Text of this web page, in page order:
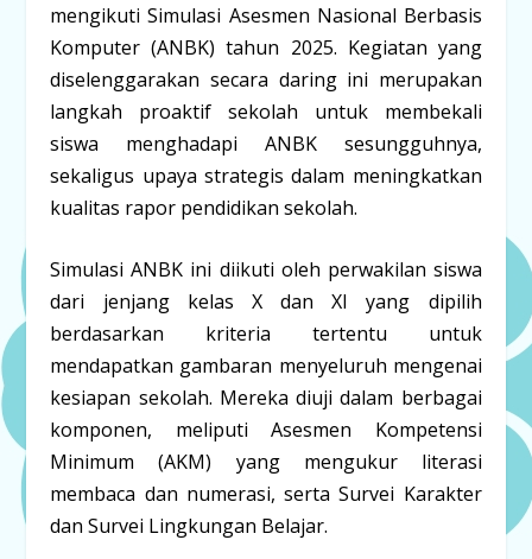
mengikuti Simulasi Asesmen Nasional Berbasis
Komputer (ANBK) tahun 2025. Kegiatan yang
diselenggarakan secara daring ini merupakan
langkah proaktif sekolah untuk membekali
siswa menghadapi ANBK sesungguhnya,
sekaligus upaya strategis dalam meningkatkan
kualitas rapor pendidikan sekolah.
Simulasi ANBK ini diikuti oleh perwakilan siswa
dari jenjang kelas X dan XI yang dipilih
berdasarkan kriteria tertentu untuk
mendapatkan gambaran menyeluruh mengenai
kesiapan sekolah. Mereka diuji dalam berbagai
komponen, meliputi Asesmen Kompetensi
Minimum (AKM) yang mengukur literasi
membaca dan numerasi, serta Survei Karakter
dan Survei Lingkungan Belajar.